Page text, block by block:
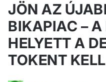
JÖN AZ
BIKAPIAC – A
HELYETT A
TOKENT